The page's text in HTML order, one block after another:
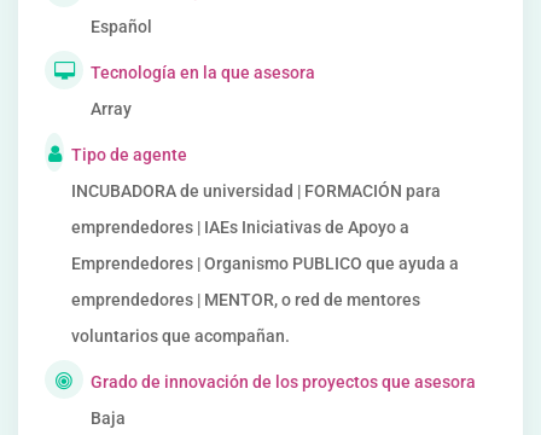
Español
Tecnología en la que asesora
Array
Tipo de agente
INCUBADORA de universidad | FORMACIÓN para
emprendedores | IAEs Iniciativas de Apoyo a
Emprendedores | Organismo PUBLICO que ayuda a
emprendedores | MENTOR, o red de mentores
voluntarios que acompañan.
Grado de innovación de los proyectos que asesora
Baja